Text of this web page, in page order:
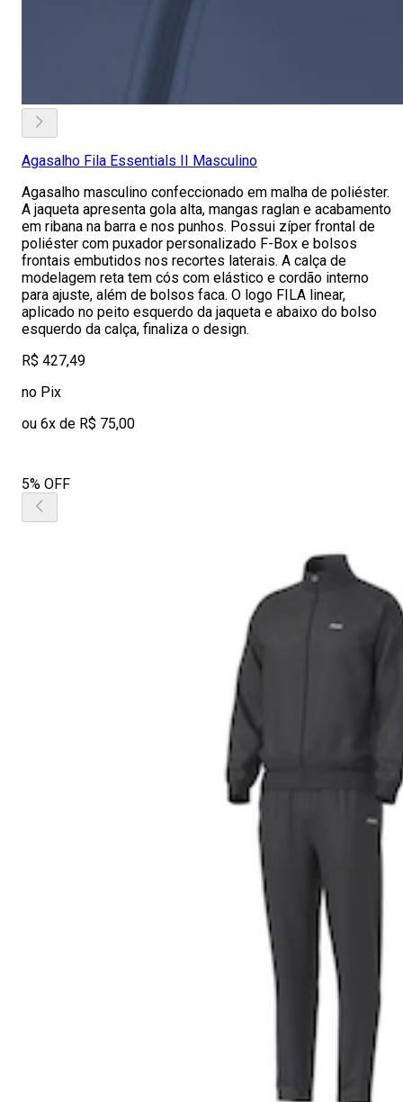
Agasalho Fila Essentials II Masculino
Agasalho masculino confeccionado em malha de poliéster.
A jaqueta apresenta gola alta, mangas raglan e acabamento
em ribana na barra e nos punhos. Possui zíper frontal de
poliéster com puxador personalizado F-Box e bolsos
frontais embutidos nos recortes laterais. A calça de
modelagem reta tem cós com elástico e cordão interno
para ajuste, além de bolsos faca. O logo FILA linear,
aplicado no peito esquerdo da jaqueta e abaixo do bolso
esquerdo da calça, finaliza o design.
R$ 427,49
no Pix
ou 6x de R$ 75,00
5% OFF